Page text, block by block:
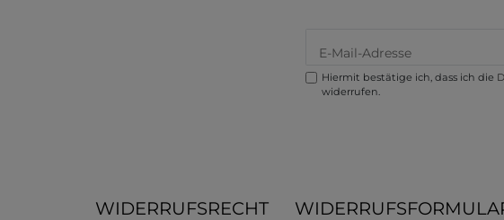
Hiermit bestätige ich, dass ich die
widerrufen.
WIDERRUFSRECHT